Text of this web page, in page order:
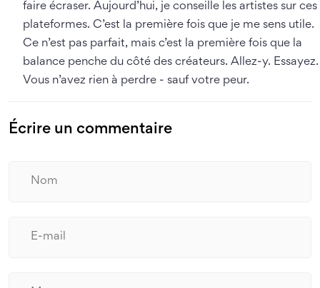
faire écraser. Aujourd’hui, je conseille les artistes sur ces
plateformes. C’est la première fois que je me sens utile.
Ce n’est pas parfait, mais c’est la première fois que la
balance penche du côté des créateurs. Allez-y. Essayez.
Vous n’avez rien à perdre - sauf votre peur.
Écrire un commentaire